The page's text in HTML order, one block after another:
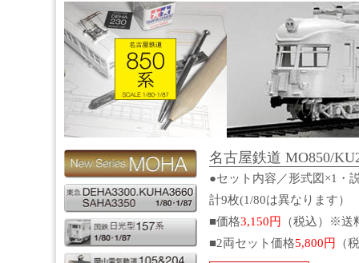
名古屋鉄道 MO850/
●セット内容／形式図×1
計9枚(1/80は異なります）
■価格3,150円 （税込）※送
■2両セット価格5,800円 （